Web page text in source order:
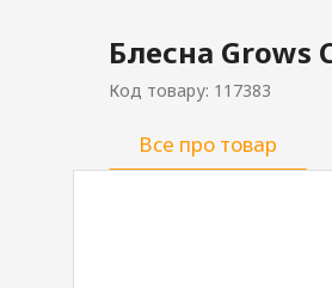
Блесна Grows
Код товару: 117383
Все про товар